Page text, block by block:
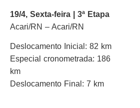
19/4, Sexta-feira | 3ª Etapa
Acari/RN – Acari/RN
Deslocamento Inicial: 82 km
Especial cronometrada: 186
km
Deslocamento Final: 7 km